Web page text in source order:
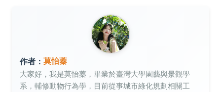
作者： 莫怡蓁
大家好，我是莫怡蓁，畢業於臺灣大學園藝與景觀學
系，輔修動物行為學，目前從事城市綠化規劃相關工